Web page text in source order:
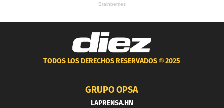
TODOS LOS DERECHOS RESERVADOS ®2025
GRUPO OPSA
LAPRENSA.HN